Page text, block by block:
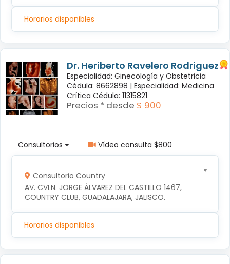
Horarios disponibles
Dr. Heriberto Ravelero Rodriguez
Especialidad: Ginecología y Obstetricia
Cédula: 8662898 | Especialidad: Medicina
Crítica Cédula: 11315821
Precios * desde $ 900
Consultorios Vídeo consulta $800
Consultorio Country
AV. CVLN. JORGE ÁLVAREZ DEL CASTILLO 1467,
COUNTRY CLUB, GUADALAJARA, JALISCO.
Horarios disponibles